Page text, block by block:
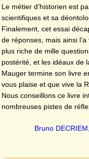
Le métier d’historien est
scientifiques et sa
Finalement, cet essai
de réponses, mais ainsi
plus riche de mille
postérité, et les idéaux de
Mauger termine son livre
vous plaise et que vive la
Nous conseillons ce livre
nombreuses pistes de
Bruno